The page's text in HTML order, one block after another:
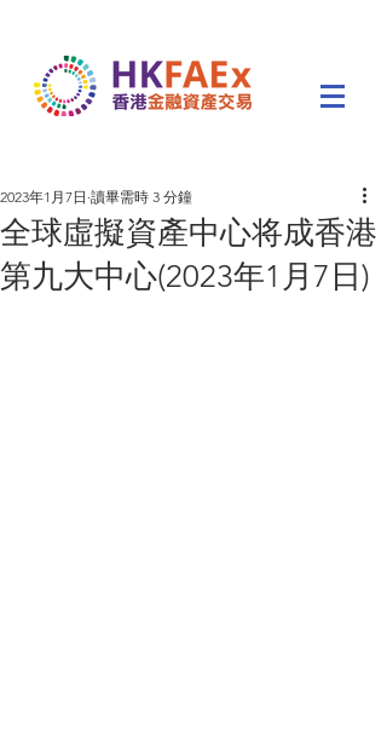
全球虛擬資產中心将成香港
第九大中心(2023年1月7日)
2023年1月7日 讀畢需時 3 分鐘